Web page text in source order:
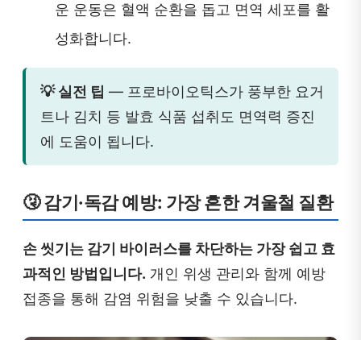
운 운동은 혈액 순환을 돕고 면역 세포를 활
성화합니다.
💡 실전 팁 — 프로바이오틱스가 풍부한 요거
트나 김치 등 발효 식품 섭취도 면역력 증진
에 도움이 됩니다.
🤧 감기·독감 예방: 가장 흔한 겨울철 질환
손 씻기는 감기 바이러스를 차단하는 가장 쉽고 효
과적인 방법입니다. 개인 위생 관리와 함께 예방
접종을 통해 감염 위험을 낮출 수 있습니다.